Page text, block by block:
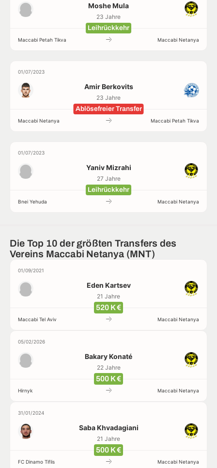
Moshe Mula
23 Jahre
Leihrückkehr
Maccabi Petah Tikva Maccabi Netanya
01/07/2023
Amir Berkovits
23 Jahre
Ablösefreier Transfer
Maccabi Netanya Maccabi Petah Tikva
01/07/2023
Yaniv Mizrahi
27 Jahre
Leihrückkehr
Bnei Yehuda Maccabi Netanya
Die Top 10 der größten Transfers des
Vereins Maccabi Netanya (MNT)
01/09/2021
Eden Kartsev
21 Jahre
520 K €
Maccabi Tel Aviv Maccabi Netanya
05/02/2026
Bakary Konaté
22 Jahre
500 K €
Hirnyk Maccabi Netanya
31/01/2024
Saba Khvadagiani
21 Jahre
500 K €
FC Dinamo Tiflis Maccabi Netanya